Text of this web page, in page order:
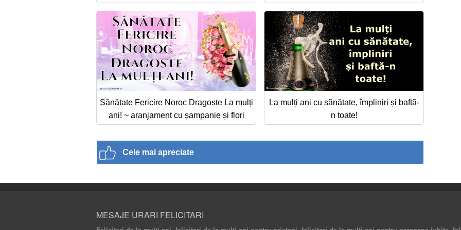
Sănătate Fericire Noroc Dragoste La mulți
ani! ~ aranjament cu șampanie și flori
La mulți ani cu sănătate, împliniri și baftă-
n toate!
Cele mai apreciate
MESAJE URARI FELICITARI